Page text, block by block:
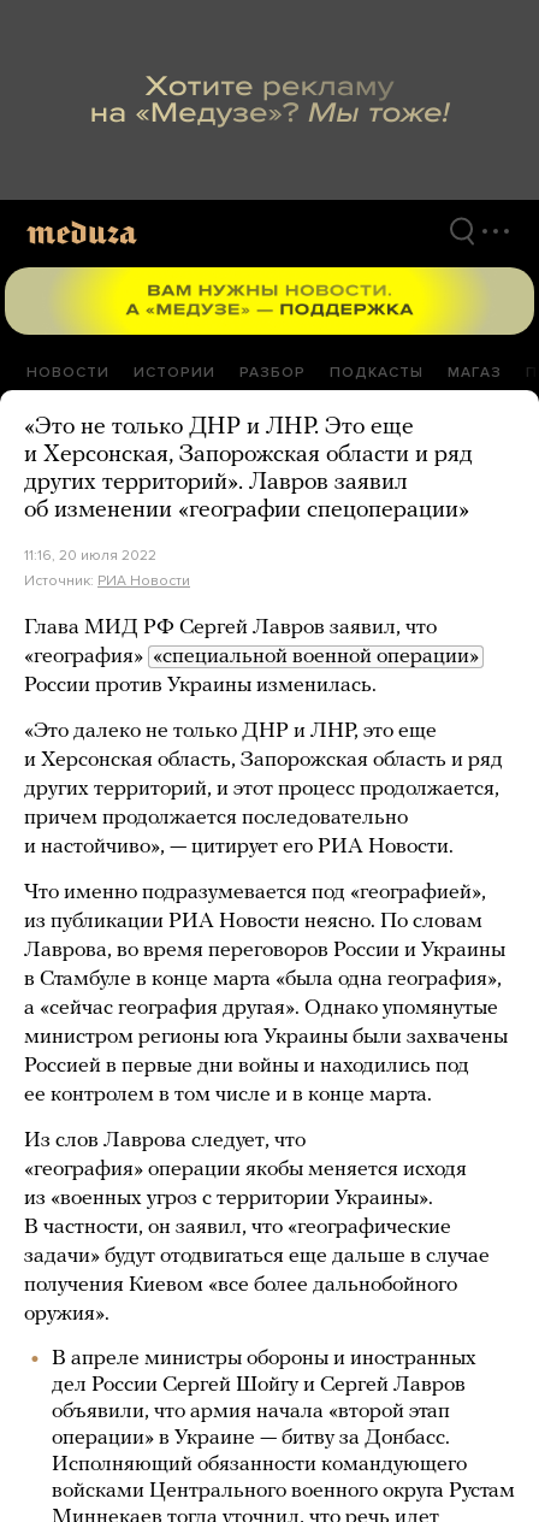
НОВОСТИ ИСТОРИИ РАЗБОР ПОДКАСТЫ МАГАЗ
«Это не только ДНР и ЛНР. Это еще
и Херсонская, Запорожская области и ряд
других территорий». Лавров заявил
об изменении «географии спецоперации»
11:16, 20 июля 2022
Источник: РИА Новости
Глава МИД РФ Сергей Лавров заявил, что
«география» «специальной военной операции»
России против Украины изменилась.
«Это далеко не только ДНР и ЛНР, это еще
и Херсонская область, Запорожская область и ряд
других территорий, и этот процесс продолжается,
причем продолжается последовательно
и настойчиво», — цитирует его РИА Новости.
Что именно подразумевается под «географией»,
из публикации РИА Новости неясно. По словам
Лаврова, во время переговоров России и Украины
в Стамбуле в конце марта «была одна география»,
а «сейчас география другая». Однако упомянутые
министром регионы юга Украины были захвачены
Россией в первые дни войны и находились под
ее контролем в том числе и в конце марта.
Из слов Лаврова следует, что
«география» операции якобы меняется исходя
из «военных угроз с территории Украины».
В частности, он заявил, что «географические
задачи» будут отодвигаться еще дальше в случае
получения Киевом «все более дальнобойного
оружия».
В апреле министры обороны и иностранных
дел России Сергей Шойгу и Сергей Лавров
объявили, что армия начала «второй этап
операции» в Украине — битву за Донбасс.
Исполняющий обязанности командующего
войсками Центрального военного округа Рустам